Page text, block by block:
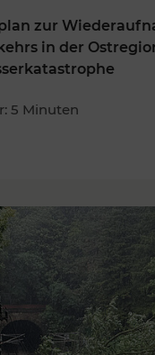
zur
in der
5 Minuten